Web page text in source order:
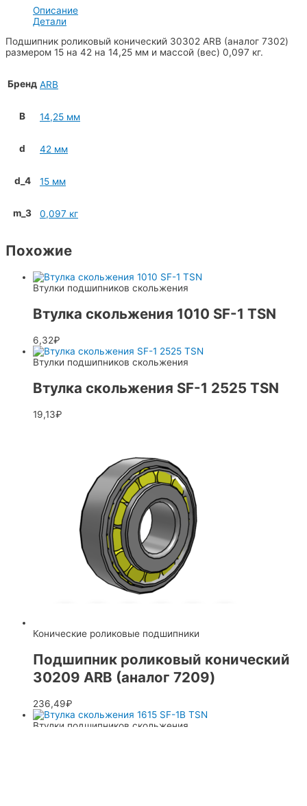
Описание
Детали
Подшипник роликовый конический 30302 ARB (аналог 7302)
размером 15 на 42 на 14,25 мм и массой (вес) 0,097 кг.
Бренд ARB
B 14,25 мм
d 42 мм
d_4 15 мм
m_3 0,097 кг
Похожие
Втулки подшипников скольжения
Втулка скольжения 1010 SF-1 TSN
6,32₽
Втулки подшипников скольжения
Втулка скольжения SF-1 2525 TSN
19,13₽
Конические роликовые подшипники
Подшипник роликовый конический
30209 ARB (аналог 7209)
236,49₽
Втулки подшипников скольжения